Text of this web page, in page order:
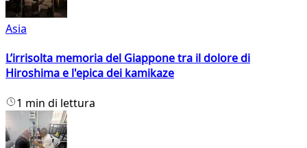
Asia
L’irrisolta memoria del Giappone tra il dolore di
Hiroshima e l'epica dei kamikaze
1 min di lettura